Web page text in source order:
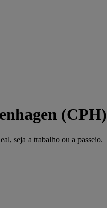
(CPH)
seja a trabalho ou a passeio.